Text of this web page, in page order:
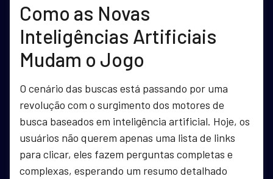
Como as Novas
Inteligências Artificiais
Mudam o Jogo
O cenário das buscas está passando por uma
revolução com o surgimento dos motores de
busca baseados em inteligência artificial. Hoje, os
usuários não querem apenas uma lista de links
para clicar, eles fazem perguntas completas e
complexas, esperando um resumo detalhado